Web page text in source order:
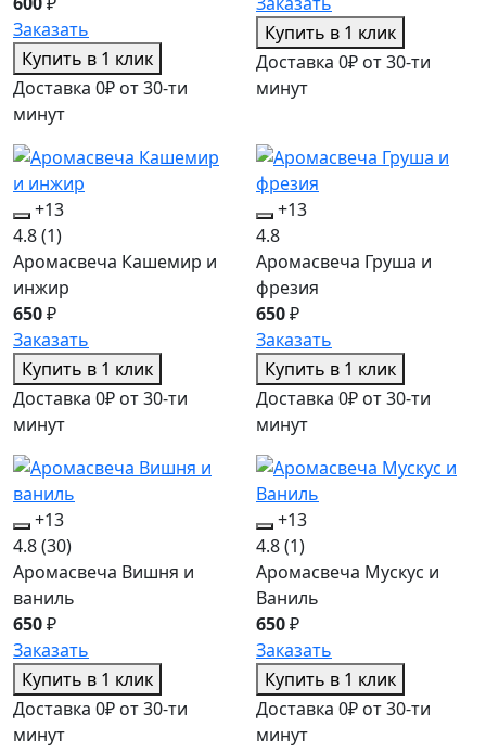
Заказать
Купить в 1 клик
Доставка 0₽ от 30-ти
минут
Купить в 1 клик
Доставка 0₽ от 30-ти
минут
+13
4.8(1)
Аромасвеча Кашемир и
инжир
650₽
Заказать
Купить в 1 клик
Доставка 0₽ от 30-ти
минут
+13
4.8
Аромасвеча Груша и
фрезия
650₽
Заказать
Купить в 1 клик
Доставка 0₽ от 30-ти
минут
+13
4.8(30)
Аромасвеча Вишня и
ваниль
650₽
Заказать
Купить в 1 клик
Доставка 0₽ от 30-ти
минут
+13
4.8(1)
Аромасвеча Мускус и
Ваниль
650₽
Заказать
Купить в 1 клик
Доставка 0₽ от 30-ти
минут